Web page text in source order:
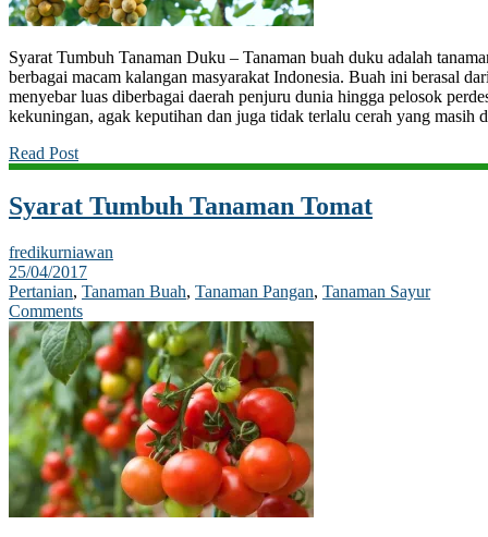
Syarat Tumbuh Tanaman Duku – Tanaman buah duku adalah
berbagai macam kalangan masyarakat Indonesia. Buah ini berasal
menyebar luas diberbagai daerah penjuru dunia hingga pelosok
kekuningan, agak keputihan dan juga tidak terlalu cerah yang
Read Post
Syarat Tumbuh Tanaman Tomat
fredikurniawan
25/04/2017
Pertanian, Tanaman Buah, Tanaman Pangan, Tanaman Sayur
Comments